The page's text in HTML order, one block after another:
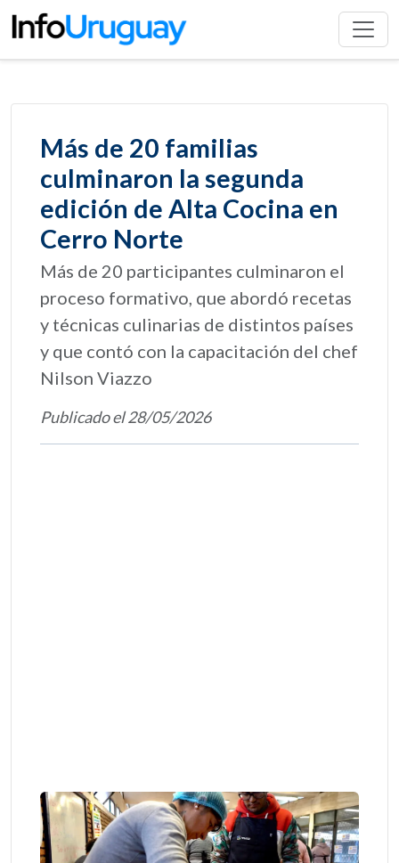
Más de 20 familias
culminaron la segunda
edición de Alta Cocina en
Cerro Norte
Más de 20 participantes culminaron el
proceso formativo, que abordó recetas
y técnicas culinarias de distintos países
y que contó con la capacitación del chef
Nilson Viazzo
Publicado el 28/05/2026